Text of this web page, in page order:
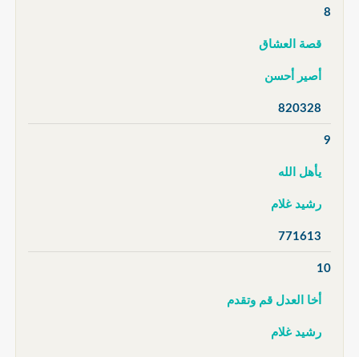
8
قصة العشاق
أصير أحسن
820328
9
يأهل الله
رشيد غلام
771613
10
أخا العدل قم وتقدم
رشيد غلام